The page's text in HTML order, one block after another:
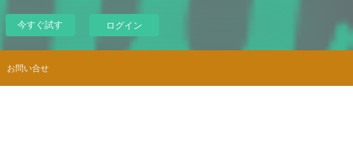
今すぐ試す ログイン
お問い合せ